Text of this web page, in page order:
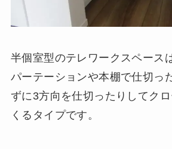
半個室型のテレワークスペース
パーテーションや本棚で仕切っ
ずに3方向を仕切ったりしてク
くるタイプです。